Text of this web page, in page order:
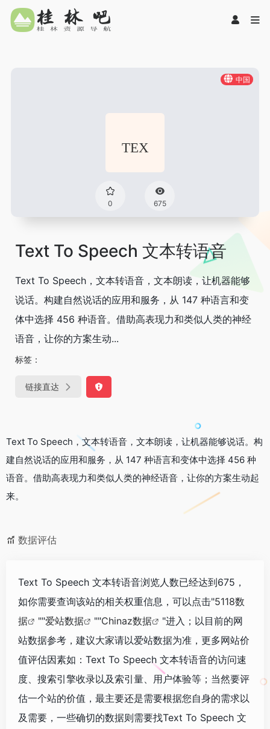
中国
0 675
Text To Speech 文本转语音
Text To Speech，文本转语音，文本朗读，让机器能够
说话。构建自然说话的应用和服务，从 147 种语言和变
体中选择 456 种语音。借助高表现力和类似人类的神经
语音，让你的方案生动...
标签：
链接直达
Text To Speech，文本转语音，文本朗读，让机器能够说话。构
建自然说话的应用和服务，从 147 种语言和变体中选择 456 种
语音。借助高表现力和类似人类的神经语音，让你的方案生动起
来。
数据评估
Text To Speech 文本转语音浏览人数已经达到675，
如你需要查询该站的相关权重信息，可以点击"5118数
据
""爱站数据 ""Chinaz数据
"进入；以目前的网
站数据参考，建议大家请以爱站数据为准，更多网站价
值评估因素如：Text To Speech 文本转语音的访问速
度、搜索引擎收录以及索引量、用户体验等；当然要评
估一个站的价值，最主要还是需要根据您自身的需求以
及需要，一些确切的数据则需要找Text To Speech 文